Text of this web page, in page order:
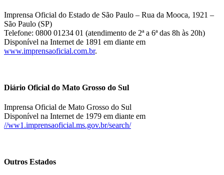
Imprensa Oficial do Estado de São Paulo – Rua da Mooca, 1921 –
São Paulo (SP)
Telefone: 0800 01234 01 (atendimento de 2ª a 6ª das 8h às 20h)
Disponível na Internet de 1891 em diante em
www.imprensaoficial.com.br.
Diário Oficial do Mato Grosso do Sul
Imprensa Oficial de Mato Grosso do Sul
Disponível na Internet de 1979 em diante em
//ww1.imprensaoficial.ms.gov.br/search/
Outros Estados